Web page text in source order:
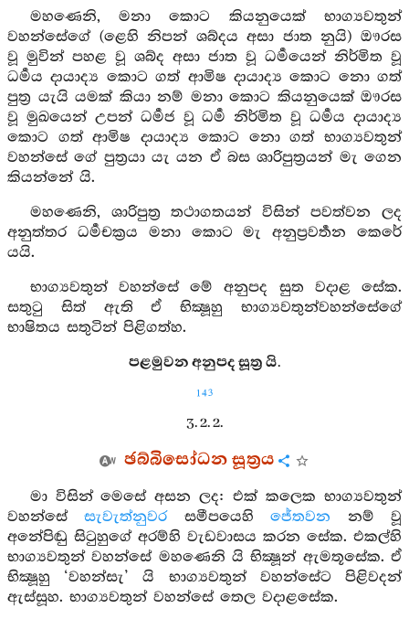
මහණෙනි, මනා කොට කියනුයෙක් භාග්‍යවතුන්
වහන්සේගේ (ළෙහි නිපන් ශබ්දය අසා ජාත නුයි) ඖරස
වූ මුවින් පහළ වූ ශබ්ද අසා ජාත වූ ධර්‍මයෙන් නිර්මිත වූ
ධර්‍මය දායාද්‍ය කොට ගත් ආමිෂ දායාද්‍ය කොට නො ගත්
පුත්‍ර යැයි යමක් කියා නම් මනා කොට කියනුයෙක් ඖරස
වූ මුඛයෙන් උපන් ධර්‍මජ වූ ධර්‍ම නිර්මිත වූ ධර්‍මය දායාද්‍ය
කොට ගත් ආමිෂ දායාද්‍ය කොට නො ගත් භාග්‍යවතුන්
වහන්සේ ගේ පුත්‍රයා යැ යන ඒ බස ශාරිපුත්‍රයන් මැ ගෙන
කියන්නේ යි.
මහණෙනි, ශාරිපුත්‍ර තථාගතයන් විසින් පවත්වන ලද
අනුත්තර ධර්‍මචක්‍රය මනා කොට මැ අනුප්‍රවර්‍තන කෙරේ
යයි.
භාග්‍යවතුන් වහන්සේ මේ අනුපද සුත වදාළ සේක.
සතුටු සිත් ඇති ඒ භික්‍ෂූහු භාග්‍යවතුන්වහන්සේගේ
භාෂිතය සතුටින් පිළිගත්හ.
පළමුවන අනුපද සූත්‍ර යි.
143
3. 2. 2.
ඡබ්බිසෝධන සූත්‍රය
මා විසින් මෙසේ අසන ලද: එක් කලෙක භාග්‍යවතුන්
වහන්සේසැවැත්නුවරසමීපයෙහිජේතවන නම් වූ
අනේපිඬු සිටුහුගේ අරම්හි වැඩවාසය කරන සේක. එකල්හි
භාග්‍යවතුන් වහන්සේ මහණෙනි යි භික්‍ෂූන් ඇමතූසේක. ඒ
භික්‍ෂූහු ‘වහන්සැ’ යි භාග්‍යවතුන් වහන්සේට පිළිවදන්
ඇස්සූහ. භාග්‍යවතුන් වහන්සේ තෙල වදාළසේක.